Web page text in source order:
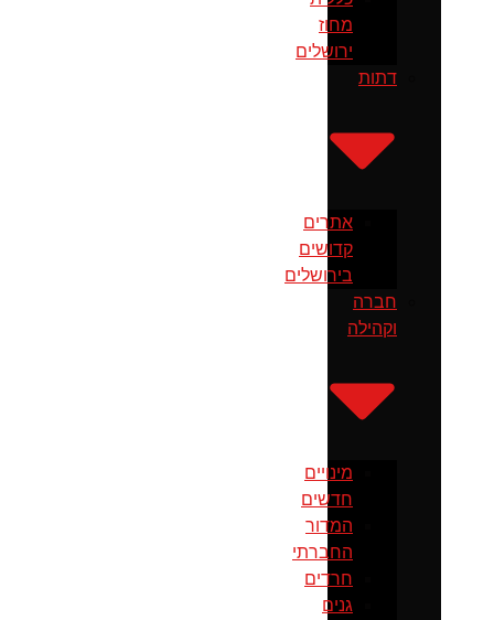
מחוז
ירושלים
דתות
אתרים
קדושים
בירושלים
חברה
וקהילה
מינויים
חדשים
המדור
החברתי
חרדים
גנים